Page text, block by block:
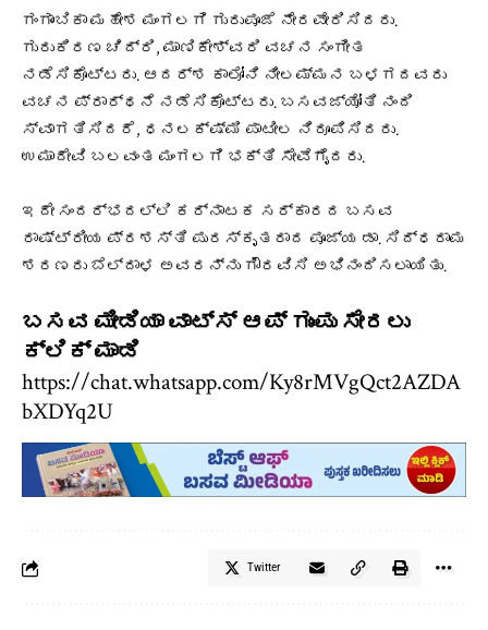
ಗಂಗಾಂಬಿಕಾ ಮಹೇಶ ಮಂಗಲಗಿ ಗುರುಪೂಜೆ ನೇರವೇರಿಸಿದರು.
ಗುರುಕಿರಣ ಚಿದ್ರಿ, ಮಾಣಿಕೇಶ್ವರಿ ವಚನ ಸಂಗೀತ
ನಡೆಸಿಕೊಟ್ಟರು. ಆದರ್ಶ ಕಾಲೋನಿ ನೀಲಮ್ಮನ ಬಳಗದವರು
ವಚನ ಪ್ರಾರ್ಥನೆ ನಡೆಸಿಕೊಟ್ಟರು. ಬಸವಜ್ಯೋತಿ ನಂದಿ
ಸ್ವಾಗತಿಸಿದರೆ, ಧನಲಕ್ಷ್ಮಿ ಪಾಟೀಲ ನಿರೂಪಿಸಿದರು.
ಉಮಾದೇವಿ ಬಲವಂತ ಮಂಗಲಗಿ ಭಕ್ತಿ ಸೇವೆಗೈದರು.
ಇದೇ ಸಂದರ್ಭದಲ್ಲಿ ಕರ್ನಾಟಕ ಸರ್ಕಾರದ ಬಸವ
ರಾಷ್ಟ್ರೀಯ ಪ್ರಶಸ್ತಿ ಪುರಸ್ಕೃತರಾದ ಪೂಜ್ಯ ಡಾ. ಸಿದ್ಧರಾಮ
ಶರಣರು ಬೆಲ್ದಾಳ ಅವರನ್ನು ಗೌರವಿಸಿ ಅಭಿನಂದಿಸಲಾಯಿತು.
ಬಸವ ಮೀಡಿಯಾ ವಾಟ್ಸ್ ಆಪ್ ಗುಂಪು ಸೇರಲು
ಕ್ಲಿಕ್ ಮಾಡಿ
https://chat.whatsapp.com/Ky8rMVgQct2AZDA
bXDYq2U
Twitter